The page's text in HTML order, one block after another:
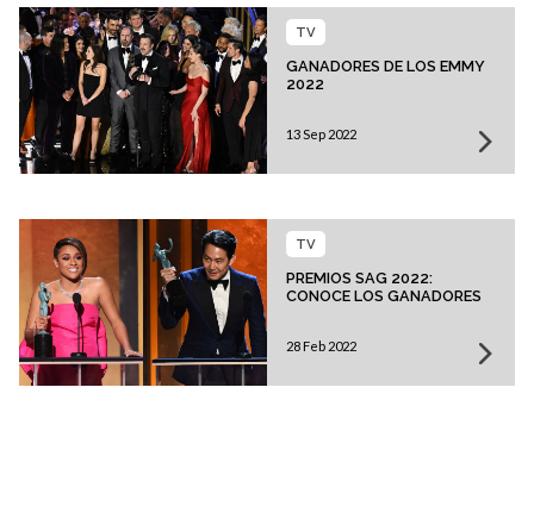
GANADORES DE LOS EMMY
2022
TV
13 Sep 2022
PREMIOS SAG 2022:
CONOCE LOS GANADORES
TV
28 Feb 2022